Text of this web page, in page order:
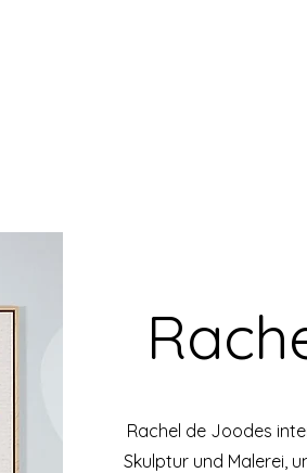
Rachel de Joodes
Skulptur und Malerei,